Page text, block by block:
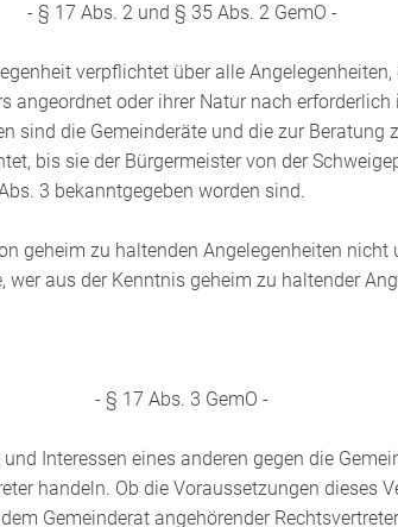
- § 17 Abs. 2 und § 35 Abs. 2 GemO -
verpflichtet über alle
angeordnet oder ihrer Natur nach
sind die Gemeinderäte und die zur Beratung
bis sie der Bürgermeister von der
3 bekanntgegeben worden sind.
geheim zu haltenden Angelegenheiten nicht
wer aus der Kenntnis geheim zu haltender
- § 17 Abs. 3 GemO -
Interessen eines anderen gegen die
handeln. Ob die Voraussetzungen dieses
Gemeinderat angehörender